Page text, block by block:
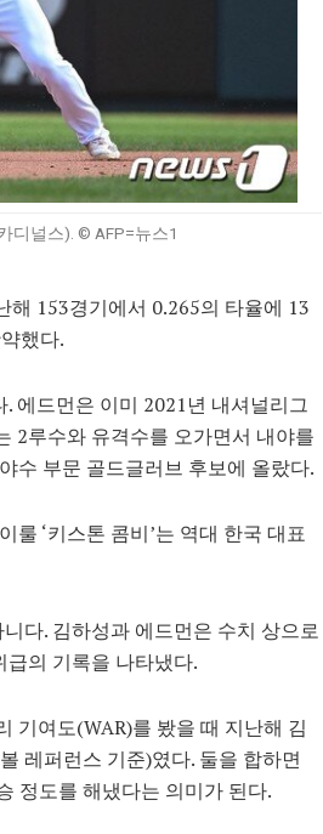
디널스). © AFP=뉴스1
해 153경기에서 0.265의 타율에 13
했다.
에드먼은 이미 2021년 내셔널리그
2루수와 유격수를 오가면서 내야를
수 부문 골드글러브 후보에 올랐다.
룰 ‘키스톤 콤비’는 역대 한국 대표
다. 김하성과 에드먼은 수치 상으로
급의 기록을 나타냈다.
기여도(WAR)를 봤을 때 지난해 김
레퍼런스 기준)였다. 둘을 합하면
정도를 해냈다는 의미가 된다.